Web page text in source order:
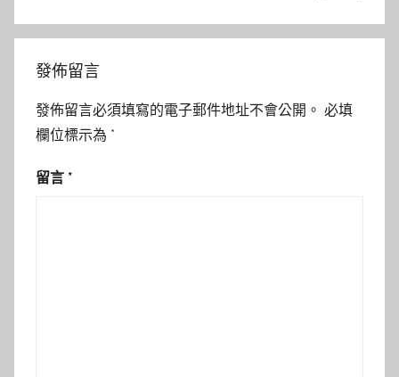
發佈留言
發佈留言必須填寫的電子郵件地址不會公開。 必填
欄位標示為 *
留言 *